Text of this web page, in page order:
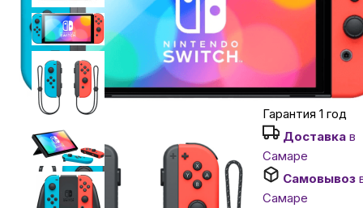
Автомобильные аксессуары
Сервисный центр Apple в Самаре
Подарочные сертификаты
Аудио
Нашли дешевле?
Хочу в подарок
Гарантия 1 год
Доставка в
Самаре
Самовывоз
Самаре